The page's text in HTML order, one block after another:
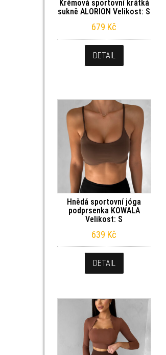
Krémová sportovní krátká
sukně ALORION Velikost: S
679 Kč
DETAIL
Hnědá sportovní jóga
podprsenka KOWALA
Velikost: S
639 Kč
DETAIL